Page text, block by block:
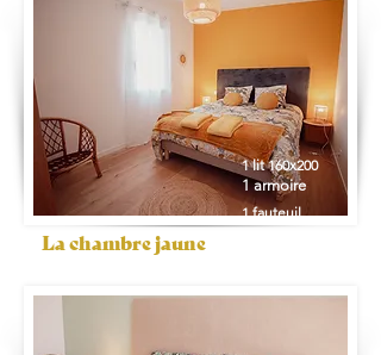
La chambre jaune
1 lit 160x200
1 armoire
1 fauteuil